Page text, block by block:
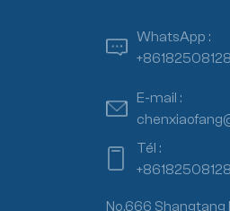
WhatsApp :
E-mail :
Tél :
No.666 Shangtang